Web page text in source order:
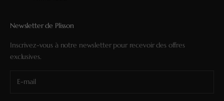
Newsletter de Plisson
Inscrivez-vous à notre newsletter pour recevoir des offres
exclusives.